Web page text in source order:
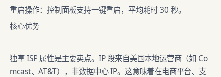
重启操作：控制面板支持一键重启，平均耗时 30 秒。
核心优势
独享 ISP 属性是主要卖点。IP 段来自美国本地运营商（如 Co
mcast、AT&T），非数据中心 IP。这意味着在电商平台、支